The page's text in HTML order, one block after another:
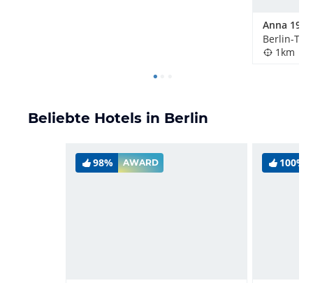
Anna 1908
1km
Beliebte Hotels in Berlin
98% AWARD 100%